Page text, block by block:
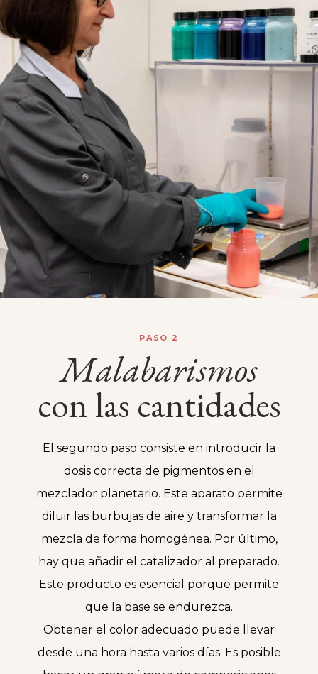
PASO 2
Malabarismos
con las cantidades
El segundo paso consiste en introducir la
dosis correcta de pigmentos en el
mezclador planetario. Este aparato permite
diluir las burbujas de aire y transformar la
mezcla de forma homogénea. Por último,
hay que añadir el catalizador al preparado.
Este producto es esencial porque permite
que la base se endurezca.
Obtener el color adecuado puede llevar
desde una hora hasta varios días. Es posible